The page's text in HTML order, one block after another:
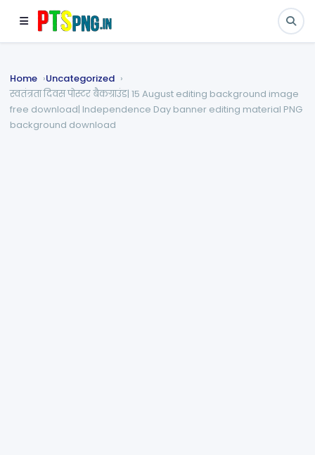
Home
Uncategorized
स्वतंत्रता दिवस पोस्टर बैकग्राउंड| 15 August editing background image
free download| Independence Day banner editing material PNG
background download